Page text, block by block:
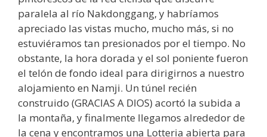
paralela al río Nakdonggang, y habríamos
apreciado las vistas mucho, mucho más, si no
estuviéramos tan presionados por el tiempo. No
obstante, la hora dorada y el sol poniente fueron
el telón de fondo ideal para dirigirnos a nuestro
alojamiento en Namji. Un túnel recién
construido (GRACIAS A DIOS) acortó la subida a
la montaña, y finalmente llegamos alrededor de
la cena y encontramos una Lotteria abierta para